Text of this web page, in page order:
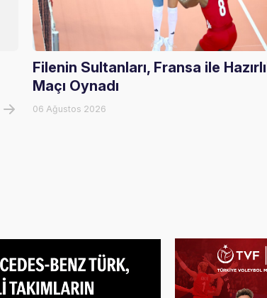
Filenin Sultanları, Fransa ile
Maçı Oynadı
06 Ağustos 2026